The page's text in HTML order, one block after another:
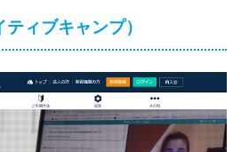
ィブキャンプ）